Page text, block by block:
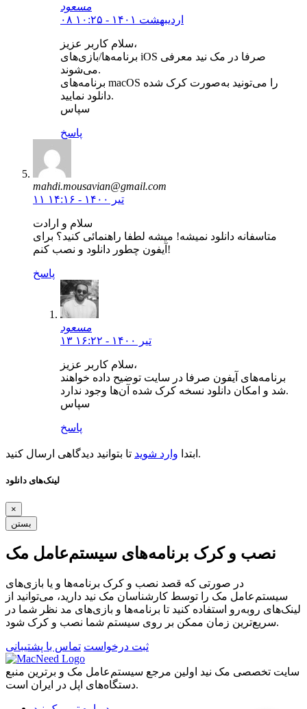
مسعود
۰۸ اردیبهشت ۱۴۰۱ - ۱۰:۲۵
سلام کاربر عزیز،
برنامه‌ها/بازی‌های iOS صرفا در مک نید معرفی
می‌شوند.
برنامه‌های macOS را می‌تونید به‌صورت کرک شده
دانلود نمایید.
سپاس
پاسخ
mahdi.mousavian@gmail.com
۱۱ تیر ۱۴۰۰ - ۱۴:۱۶
سلام و ارادت
متاسفانه دانلود نمیشه! میشه لطفا راهنمائی کنید؟ برای
آیفون چطور دانلود و نصب کنم!
پاسخ
مسعود
۱۳ تیر ۱۴۰۰ - ۱۶:۲۲
سلام کاربر عزیز،
برنامه‌های آیفون صرفا در سایت توضیح داده خواهند
شد و امکان دانلود نسخه کرک شده آن‌ها وجود ندارد.
سپاس
پاسخ
ابتدا وارد شوید تا بتوانید دیدگاهی ارسال کنید.
لینک‌های دانلود
×
بستن
نصب و کرک برنامه‌های سیستم‌عامل مک
در صورتی که قصد نصب و کرک برنامه‌ها و یا بازی‌های
سیستم‌عامل مک را توسط کارشناسان مک نید دارید، می‌توانید از
لینک‌های رو‌به‌رو استفاده کنید تا برنامه‌ها و بازی‌های مد نظر شما در
سریع‌ترین زمان ممکن بر روی سیستم شما نصب و کرک شود.
ثبت درخواست تماس با پشتیبانی
سایت تخصصی مک نید اولین مرجع سیستم‌عامل مک و برترین منبع
دستگاه‌های اپل در ایران است.